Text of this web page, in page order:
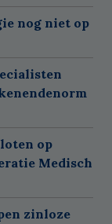
nog niet op
op
Medisch
zinloze